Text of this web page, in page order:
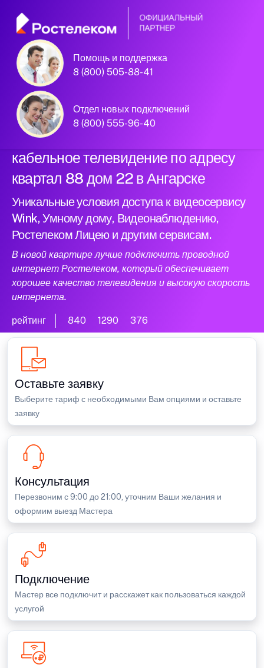
Помощь и поддержка
8 (800) 505-88-41
Отдел новых подключений
8 (800) 555-96-40
Официальный
партнер Ростелеком
Подключили новый интернет и
кабельное телевидение по адресу
квартал 88 дом 22 в Ангарске
Уникальные условия доступа к видеосервису
Wink, Умному дому, Видеонаблюдению,
Ростелеком Лицею и другим сервисам.
В новой квартире лучше подключить проводной
интернет Ростелеком, который обеспечивает
хорошее качество телевидения и высокую скорость
интернета.
рейтинг 840 1290 376
Оставьте заявку
Выберите тариф с необходимыми Вам опциями и оставьте
заявку
Консультация
Перезвоним с 9:00 до 21:00, уточним Ваши желания и
оформим выезд Мастера
Подключение
Мастер все подключит и расскажет как пользоваться каждой
услугой